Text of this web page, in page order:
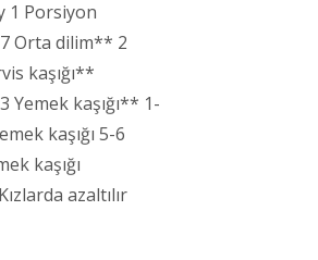
1 Porsiyon
Orta dilim** 2
kaşığı**
Yemek kaşığı** 1-
kaşığı 5-6
kaşığı
azaltılır